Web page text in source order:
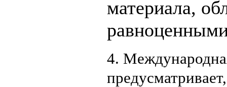
материала,
4.